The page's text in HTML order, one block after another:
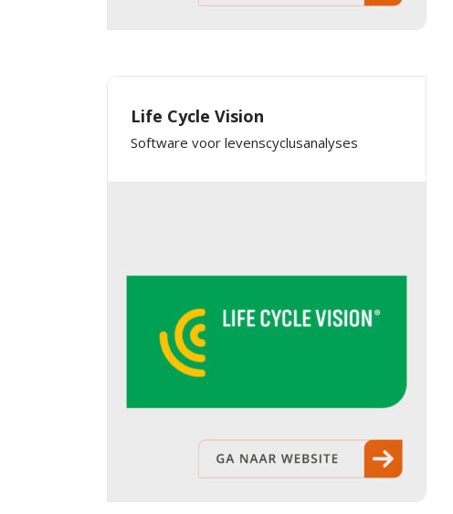
Life Cycle Vision
Software voor levenscyclusanalyses